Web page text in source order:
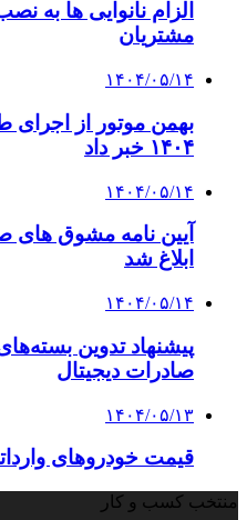
الزام نانوایی ها به
مشتریان
۱۴۰۴/۰۵/۱۴
بهمن موتور از اجرای
۱۴۰۴ خبر داد
۱۴۰۴/۰۵/۱۴
آیین نامه مشوق های
ابلاغ شد
۱۴۰۴/۰۵/۱۴
پیشنهاد تدوین
صادرات دیجیتال
۱۴۰۴/۰۵/۱۳
قیمت خودروهای
منتخب کسب و کار